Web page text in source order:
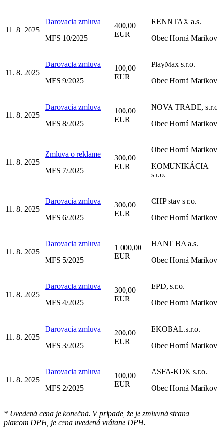
11. 8. 2025
Darovacia zmluva
MFS 10/2025
400,00
EUR
RENNTAX a.s.
Obec Horná
11. 8. 2025
Darovacia zmluva
MFS 9/2025
100,00
EUR
PlayMax s.r.o.
Obec Horná
11. 8. 2025
Darovacia zmluva
MFS 8/2025
100,00
EUR
NOVA TRADE,
Obec Horná
11. 8. 2025
Zmluva o reklame
MFS 7/2025
300,00
EUR
Obec Horná
KOMUNIKÁCIA
s.r.o.
11. 8. 2025
Darovacia zmluva
MFS 6/2025
300,00
EUR
CHP stav s.r.o.
Obec Horná
11. 8. 2025
Darovacia zmluva
MFS 5/2025
1 000,00
EUR
HANT BA a.s.
Obec Horná
11. 8. 2025
Darovacia zmluva
MFS 4/2025
300,00
EUR
EPD, s.r.o.
Obec Horná
11. 8. 2025
Darovacia zmluva
MFS 3/2025
200,00
EUR
EKOBAL,s.r.o.
Obec Horná
11. 8. 2025
Darovacia zmluva
MFS 2/2025
100,00
EUR
ASFA-KDK s.r.o.
Obec Horná
* Uvedená cena je konečná. V prípade, že je zmluvná strana
platcom DPH, je cena uvedená vrátane DPH.